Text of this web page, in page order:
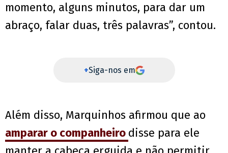
momento, alguns minutos, para dar um
abraço, falar duas, três palavras”, contou.
+Siga-nos em
Além disso, Marquinhos afirmou que ao
amparar o companheiro disse para ele